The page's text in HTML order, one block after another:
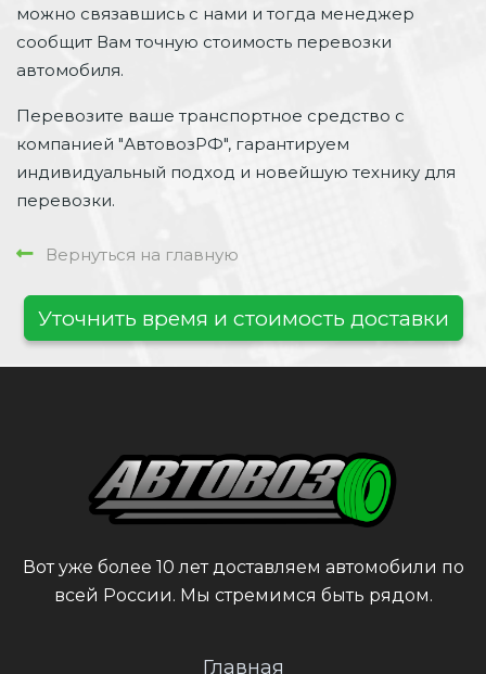
можно связавшись с нами и тогда менеджер
сообщит Вам точную стоимость перевозки
автомобиля.
Перевозите ваше транспортное средство с
компанией "АвтовозРФ", гарантируем
индивидуальный подход и новейшую технику для
перевозки.
Вернуться на главную
Уточнить время и стоимость доставки
Вот уже более 10 лет доставляем автомобили по
всей России. Мы стремимся быть рядом.
Главная